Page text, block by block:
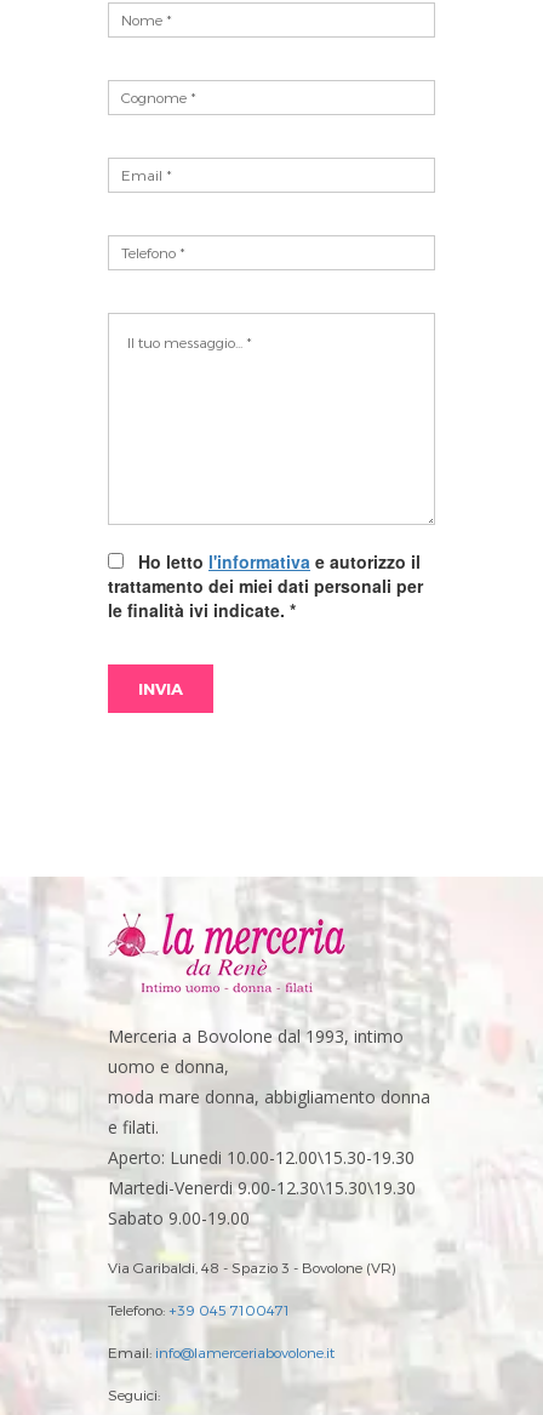
Ho letto l'informativa e autorizzo il
trattamento dei miei dati personali per
le finalità ivi indicate. *
Merceria a Bovolone dal 1993, intimo
uomo e donna,
moda mare donna, abbigliamento donna
e filati.
Aperto: Lunedi 10.00-12.00\15.30-19.30
Martedi-Venerdi 9.00-12.30\15.30\19.30
Sabato 9.00-19.00
Via Garibaldi, 48 - Spazio 3 - Bovolone (VR)
Telefono: +39 045 7100471
Email: info@lamerceriabovolone.it
Seguici: